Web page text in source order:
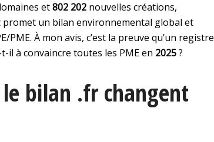
et802 202 nouvelles créations,
un bilan environnemental global et
À mon avis, c’est la preuve qu’un registre
à convaincre toutes les PME en 2025?
le bilan .fr changent